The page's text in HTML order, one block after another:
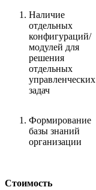
Наличие
отдельных
конфигураций/
модулей для
решения
отдельных
управленческих
задач
Формирование
базы знаний
организации
Стоимость